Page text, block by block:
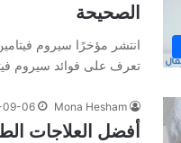
الصحيحة
انتشر مؤخرًا سيروم
تعرف على فوائد سيروم
Mona Hesham
09-06
أفضل العلاجات